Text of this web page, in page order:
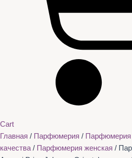
Cart
Главная / Парфюмерия / Парфюмерия
качества / Парфюмерия женская /